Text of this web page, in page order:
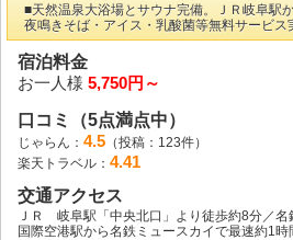
■天然温泉大浴場とサウナ完備。ＪＲ岐阜駅
夜鳴きそば・アイス・乳酸菌等無料サービス
宿泊料金
お一人様 5,750円～
口コミ（5点満点中）
じゃらん： 4.5 （投稿：123件）
楽天トラベル： 4.41
交通アクセス
ＪＲ 岐阜駅「中央北口」より徒歩約8分／
国際空港駅から名鉄ミュースカイで最速約1時